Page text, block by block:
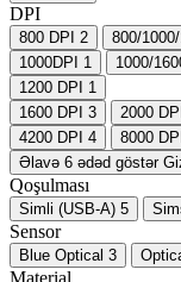
DPI
800 DPI 2 800/
1000DPI 1 1000/
1200 DPI 1
1600 DPI 3 2000
4200 DPI 4 8000
Əlavə 6 ədəd göstər
Qoşulması
Simli (USB-A) 5
Sensor
Blue Optical 3
Material